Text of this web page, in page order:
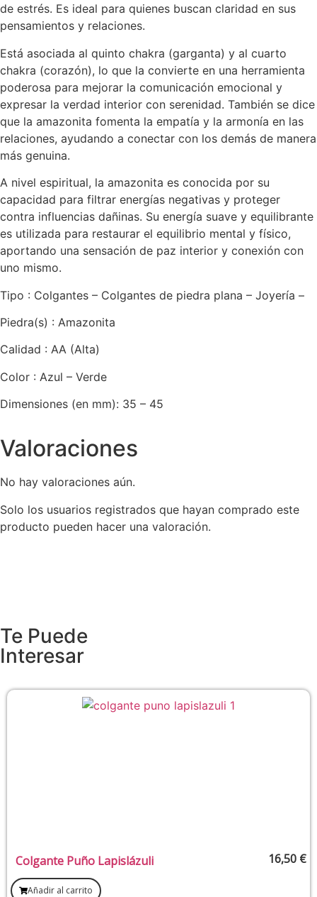
de estrés. Es ideal para quienes buscan claridad en sus
pensamientos y relaciones.
Está asociada al quinto chakra (garganta) y al cuarto
chakra (corazón), lo que la convierte en una herramienta
poderosa para mejorar la comunicación emocional y
expresar la verdad interior con serenidad. También se dice
que la amazonita fomenta la empatía y la armonía en las
relaciones, ayudando a conectar con los demás de manera
más genuina.
A nivel espiritual, la amazonita es conocida por su
capacidad para filtrar energías negativas y proteger
contra influencias dañinas. Su energía suave y equilibrante
es utilizada para restaurar el equilibrio mental y físico,
aportando una sensación de paz interior y conexión con
uno mismo.
Tipo : Colgantes – Colgantes de piedra plana – Joyería –
Piedra(s) : Amazonita
Calidad : AA (Alta)
Color : Azul – Verde
Dimensiones (en mm): 35 – 45
Valoraciones
No hay valoraciones aún.
Solo los usuarios registrados que hayan comprado este
producto pueden hacer una valoración.
Te Puede
Interesar
Colgante Puño Lapislázuli 16,50 €
Añadir al carrito